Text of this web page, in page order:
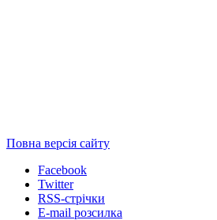
Повна версія сайту
Facebook
Twitter
RSS-стрічки
E-mail розсилка